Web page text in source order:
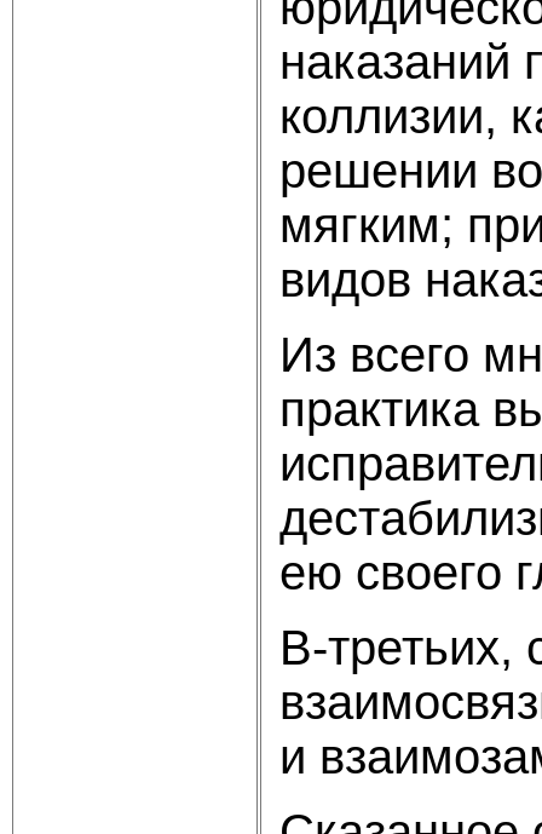
наказаний
коллизии,
решении
мягким;
видов
Из всего
практика
ею своего
В-третьих,
и